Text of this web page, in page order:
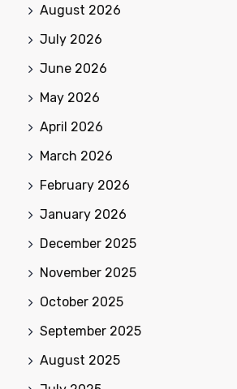
August 2026
July 2026
June 2026
May 2026
April 2026
March 2026
February 2026
January 2026
December 2025
November 2025
October 2025
September 2025
August 2025